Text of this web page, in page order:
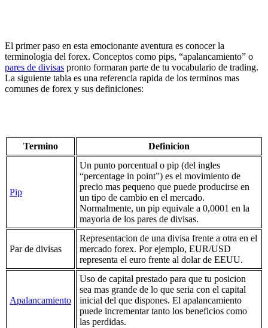
El primer paso en esta emocionante aventura es conocer la
terminologia del forex. Conceptos como pips, “apalancamiento” o
pares de divisas pronto formaran parte de tu vocabulario de trading.
La siguiente tabla es una referencia rapida de los terminos mas
comunes de forex y sus definiciones:
Termino Definicion
Pip
Un punto porcentual o pip (del ingles
“percentage in point”) es el movimiento de
precio mas pequeno que puede producirse en
un tipo de cambio en el mercado.
Normalmente, un pip equivale a 0,0001 en la
mayoria de los pares de divisas.
Par de divisas
Representacion de una divisa frente a otra en el
mercado forex. Por ejemplo, EUR/USD
representa el euro frente al dolar de EEUU.
Apalancamiento
Uso de capital prestado para que tu posicion
sea mas grande de lo que seria con el capital
inicial del que dispones. El apalancamiento
puede incrementar tanto los beneficios como
las perdidas.